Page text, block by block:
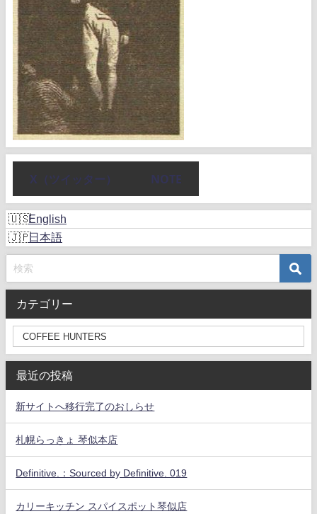
X（ツイッター） NOTE
English
日本語
カテゴリー
最近の投稿
新サイトへ移行完了のおしらせ
札幌らっきょ 琴似本店
Definitive.：Sourced by Definitive. 019
カリーキッチン スパイスポット琴似店